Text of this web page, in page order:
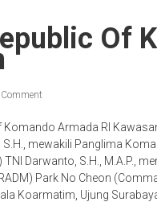
Of
Komando Armada RI
S.H., mewakili Panglima
TNI Darwanto, S.H., M.A.P.,
Park No Cheon
Koarmatim, Ujung